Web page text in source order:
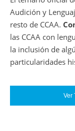
Audición y
resto de CCAA.
las CCAA con
la inclusión de
particularidades
Ver